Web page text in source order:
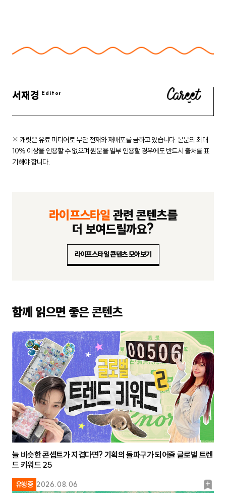
서재경
※ 캐릿은 유료 미디어로 무단 전재와 재배포를 금하고 있습니다. 본문의 최대
10% 이상을 인용할 수 없으며 원문을 일부 인용할 경우에도반드시 출처를 표
기해야 합니다.
라이프스타일 관련 콘텐츠를
더 보여드릴까요?
라이프스타일 콘텐츠 모아보기
함께 읽으면 좋은 콘텐츠
유행중 2026.08.06
북
늘 비슷한 콘셉트가 지겹다면? 기획의 돌파구가 되어줄 글로벌 트렌
드 키워드 25